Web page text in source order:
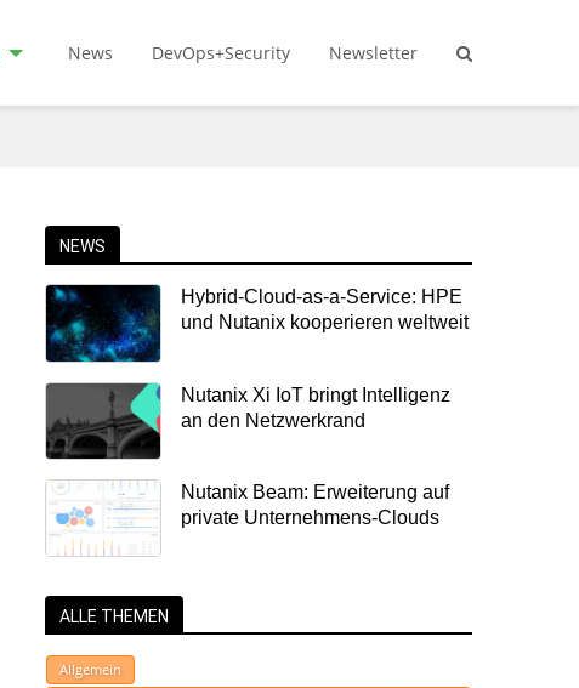
News DevOps+Security Newsletter
NEWS
Hybrid-Cloud-as-a-Service: HPE
und Nutanix kooperieren weltweit
Nutanix Xi IoT bringt Intelligenz
an den Netzwerkrand
Nutanix Beam: Erweiterung auf
private Unternehmens-Clouds
ALLE THEMEN
Allgemein